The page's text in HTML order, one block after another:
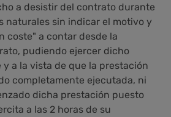
a desistir del contrato durante
naturales sin indicar el motivo y
coste" a contar desde la
pudiendo ejercer dicho
a la vista de que la prestación
completamente ejecutada, ni
dicha prestación puesto
a las 2 horas de su